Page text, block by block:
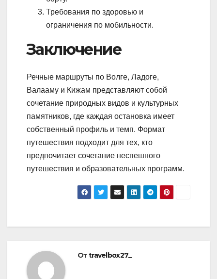
Требования по здоровью и
ограничения по мобильности.
Заключение
Речные маршруты по Волге, Ладоге,
Валааму и Кижам представляют собой
сочетание природных видов и культурных
памятников, где каждая остановка имеет
собственный профиль и темп. Формат
путешествия подходит для тех, кто
предпочитает сочетание неспешного
путешествия и образовательных программ.
Отtravelbox27_